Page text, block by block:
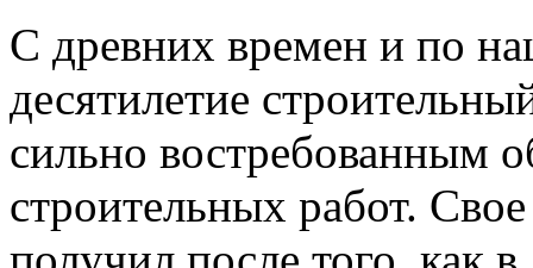
С древних времен и по
десятилетие
сильно востребованным
строительных работ.